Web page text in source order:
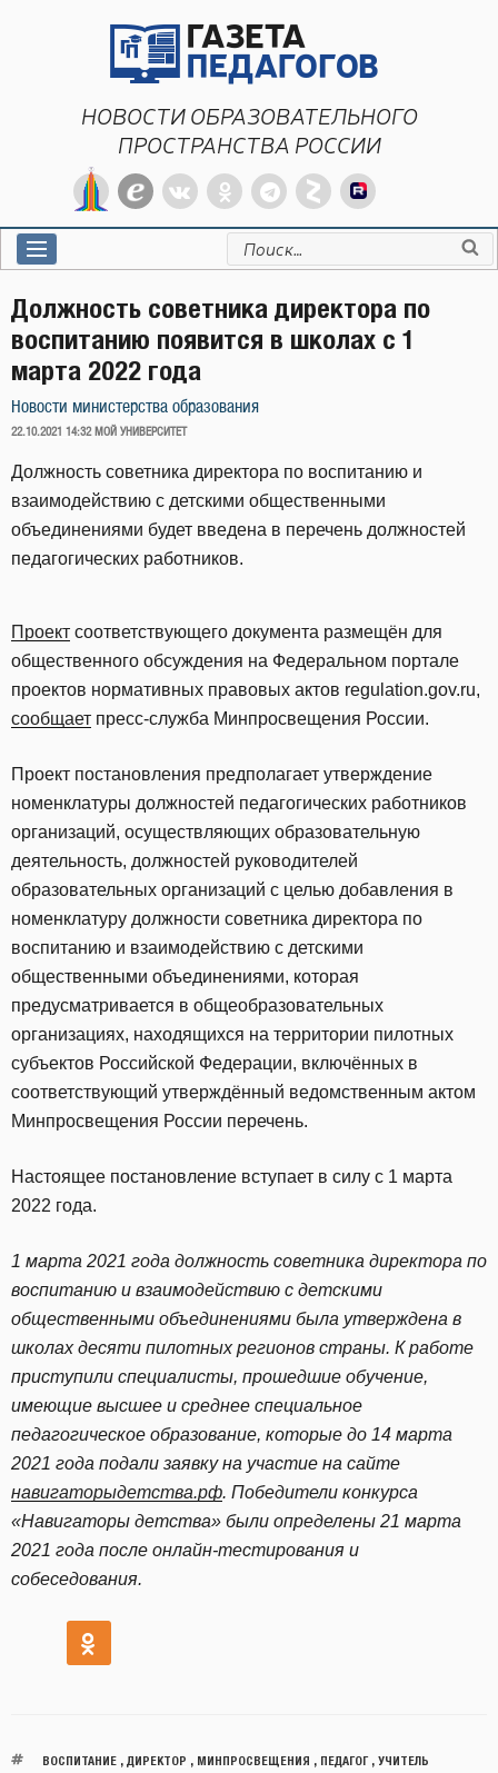
НОВОСТИ ОБРАЗОВАТЕЛЬНОГО
ПРОСТРАНСТВА РОССИИ
Искать:
Должность советника директора по
воспитанию появится в школах с 1
марта 2022 года
Новости министерства образования
ОПУБЛИКОВАНО
22.10.2021 14:32 МОЙ УНИВЕРСИТЕТ
Должность советника директора по воспитанию и
взаимодействию с детскими общественными
объединениями будет введена в перечень должностей
педагогических работников.
Проект соответствующего документа размещён для
общественного обсуждения на Федеральном портале
проектов нормативных правовых актов regulation.gov.ru,
сообщает пресс-служба Минпросвещения России.
Проект постановления предполагает утверждение
номенклатуры должностей педагогических работников
организаций, осуществляющих образовательную
деятельность, должностей руководителей
образовательных организаций с целью добавления в
номенклатуру должности советника директора по
воспитанию и взаимодействию с детскими
общественными объединениями, которая
предусматривается в общеобразовательных
организациях, находящихся на территории пилотных
субъектов Российской Федерации, включённых в
соответствующий утверждённый ведомственным актом
Минпросвещения России перечень.
Настоящее постановление вступает в силу с 1 марта
2022 года.
1 марта 2021 года должность советника директора по
воспитанию и взаимодействию с детскими
общественными объединениями была утверждена в
школах десяти пилотных регионов страны. К работе
приступили специалисты, прошедшие обучение,
имеющие высшее и среднее специальное
педагогическое образование, которые до 14 марта
2021 года подали заявку на участие на сайте
навигаторыдетства.рф. Победители конкурса
«Навигаторы детства» были определены 21 марта
2021 года после онлайн-тестирования и
собеседования.
ВОСПИТАНИЕ, ДИРЕКТОР , МИНПРОСВЕЩЕНИЯ , ПЕДАГОГ, УЧИТЕЛЬ